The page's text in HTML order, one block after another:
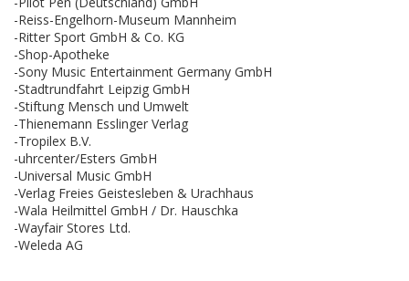
-Reiss-Engelhorn-Museum Mannheim
-Ritter Sport GmbH & Co. KG
-Shop-Apotheke
-Sony Music Entertainment Germany GmbH
-Stadtrundfahrt Leipzig GmbH
-Stiftung Mensch und Umwelt
-Thienemann Esslinger Verlag
-Tropilex B.V.
-uhrcenter/Esters GmbH
-Universal Music GmbH
-Verlag Freies Geistesleben & Urachhaus
-Wala Heilmittel GmbH / Dr. Hauschka
-Wayfair Stores Ltd.
-Weleda AG